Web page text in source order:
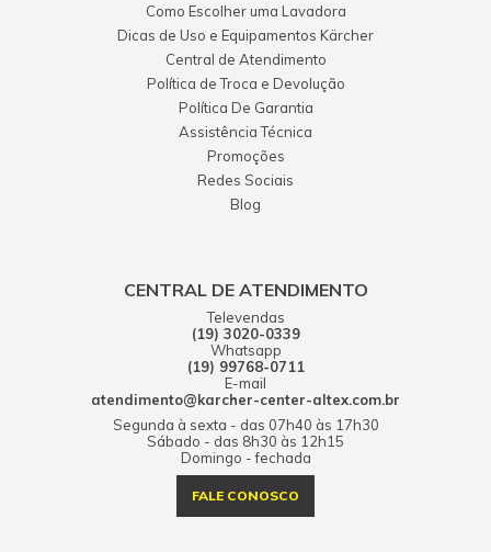
Como Escolher uma Lavadora
Dicas de Uso e Equipamentos Kärcher
Central de Atendimento
Política de Troca e Devolução
Política De Garantia
Assistência Técnica
Promoções
Redes Sociais
Blog
CENTRAL DE ATENDIMENTO
Televendas
(19) 3020-0339
Whatsapp
(19) 99768-0711
E-mail
atendimento@karcher-center-altex.com.br
Segunda à sexta - das 07h40 às 17h30
Sábado - das 8h30 às 12h15
Domingo - fechada
FALE CONOSCO